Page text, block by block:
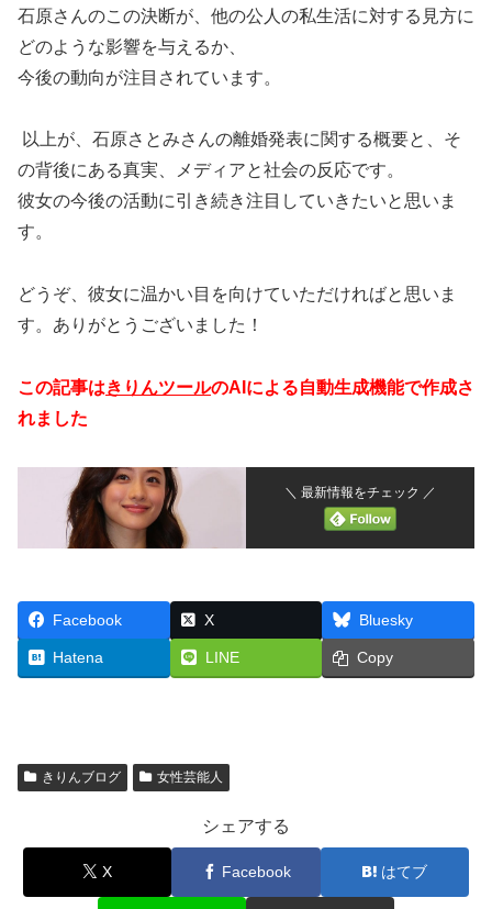
石原さんのこの決断が、他の公人の私生活に対する見方に
どのような影響を与えるか、
今後の動向が注目されています。
以上が、石原さとみさんの離婚発表に関する概要と、そ
の背後にある真実、メディアと社会の反応です。
彼女の今後の活動に引き続き注目していきたいと思いま
す。
どうぞ、彼女に温かい目を向けていただければと思いま
す。ありがとうございました！
この記事はきりんツールのAIによる自動生成機能で作成さ
れました
＼ 最新情報をチェック ／
Facebook X Bluesky
Hatena LINE Copy
きりんブログ 女性芸能人
シェアする
X Facebook はてブ